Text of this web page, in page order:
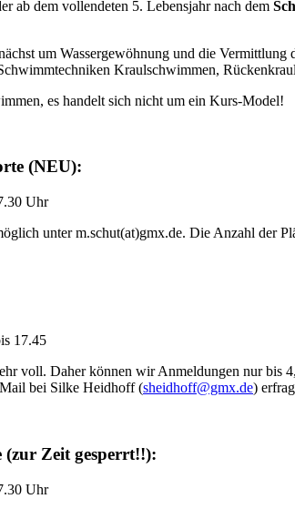
ab dem vollendeten 5. Lebensjahr nach dem
um Wassergewöhnung und die
Kraulschwimmen,
es handelt sich nicht um ein Kurs-Model!
(NEU):
Uhr
unter m.schut(at)gmx.de. Die Anzahl der
17.45
voll. Daher können wir Anmeldungen nur bis
bei Silke Heidhoff (sheidhoff@gmx.de)
(zur Zeit gesperrt!!):
Uhr